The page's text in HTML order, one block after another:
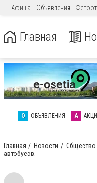
Афиша Объявления
Главная
О ОБЪЯВЛЕНИЯ А
Главная Новости Общество
автобусов.